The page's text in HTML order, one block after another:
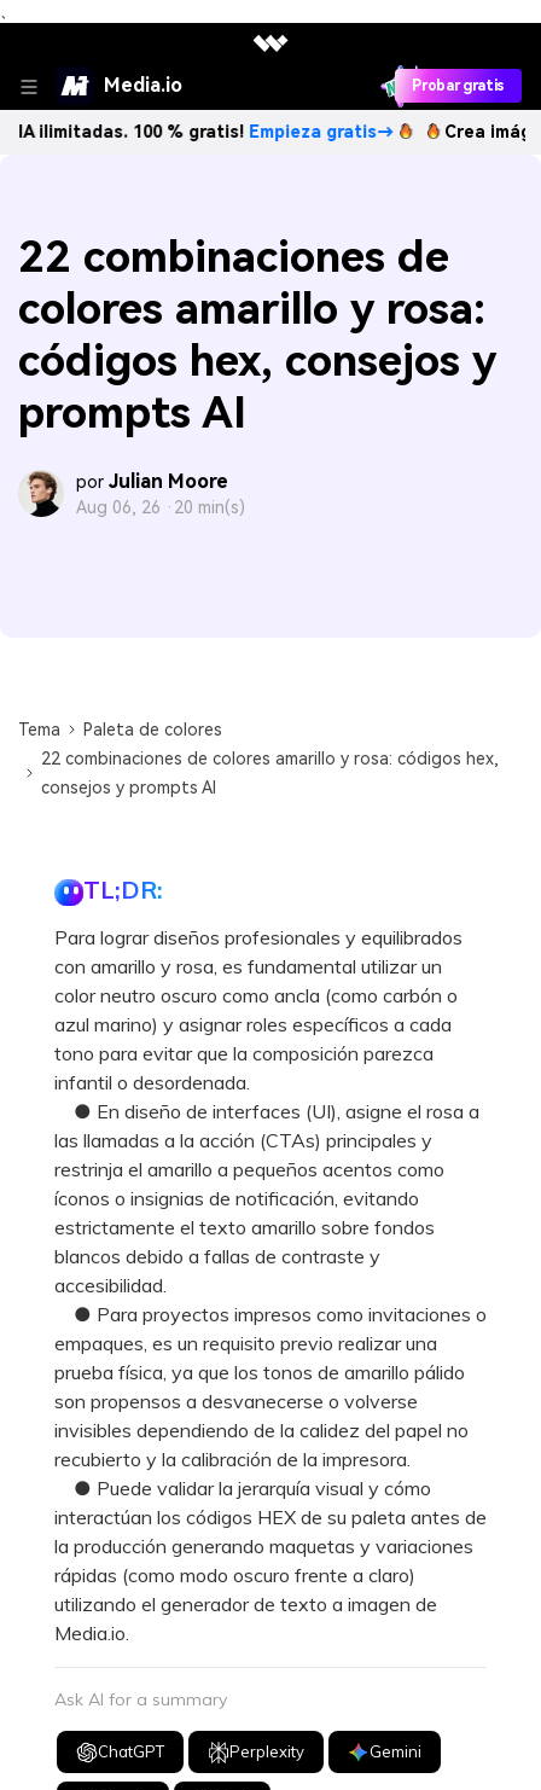
、
Media.io Probar gratis
100 % gratis!Empieza gratis→ Crea imágenes IA
22 combinaciones de
colores amarillo y rosa:
códigos hex, consejos y
prompts AI
por Julian Moore
Aug 06, 26 · 20 min(s)
Tema
Paleta de colores
22 combinaciones de colores amarillo y rosa: códigos hex,
consejos y prompts AI
TL;DR:
Para lograr diseños profesionales y equilibrados
con amarillo y rosa, es fundamental utilizar un
color neutro oscuro como ancla (como carbón o
azul marino) y asignar roles específicos a cada
tono para evitar que la composición parezca
infantil o desordenada.
● En diseño de interfaces (UI), asigne el rosa a
las llamadas a la acción (CTAs) principales y
restrinja el amarillo a pequeños acentos como
íconos o insignias de notificación, evitando
estrictamente el texto amarillo sobre fondos
blancos debido a fallas de contraste y
accesibilidad.
● Para proyectos impresos como invitaciones o
empaques, es un requisito previo realizar una
prueba física, ya que los tonos de amarillo pálido
son propensos a desvanecerse o volverse
invisibles dependiendo de la calidez del papel no
recubierto y la calibración de la impresora.
● Puede validar la jerarquía visual y cómo
interactúan los códigos HEX de su paleta antes de
la producción generando maquetas y variaciones
rápidas (como modo oscuro frente a claro)
utilizando el generador de texto a imagen de
Media.io.
Ask AI for a summary
ChatGPT Perplexity Gemini